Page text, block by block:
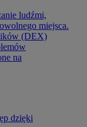
ludźmi,
miejsca.
(DEX)
na
dzięki